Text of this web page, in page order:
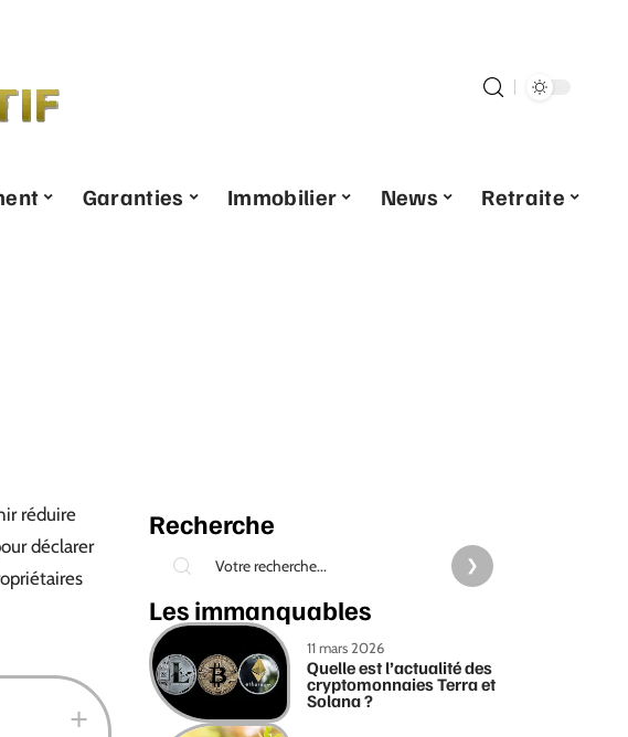
Garanties Immobilier News Retraite
réduire
déclarer
Recherche
Les immanquables
11 mars 2026
Quelle est l’actualité des
cryptomonnaies Terra et
Solana ?